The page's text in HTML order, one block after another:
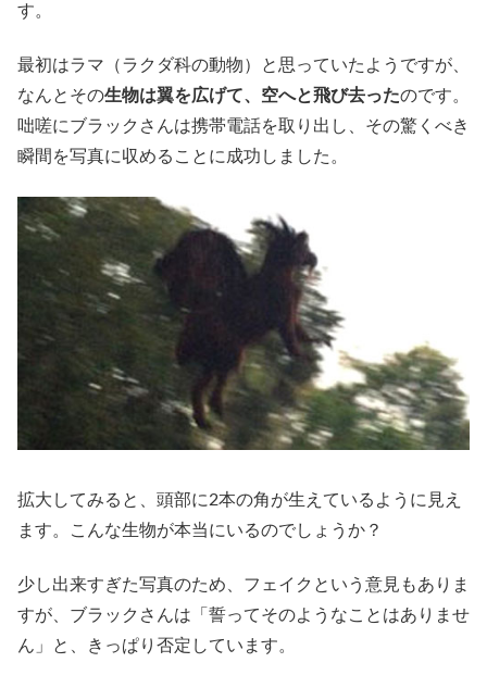
す。
最初はラマ（ラクダ科の動物）と思っていたようですが、
なんとその生物は翼を広げて、空へと飛び去ったのです。
咄嗟にブラックさんは携帯電話を取り出し、その驚くべき
瞬間を写真に収めることに成功しました。
拡大してみると、頭部に2本の角が生えているように見え
ます。こんな生物が本当にいるのでしょうか？
少し出来すぎた写真のため、フェイクという意見もありま
すが、ブラックさんは「誓ってそのようなことはありませ
ん」と、きっぱり否定しています。